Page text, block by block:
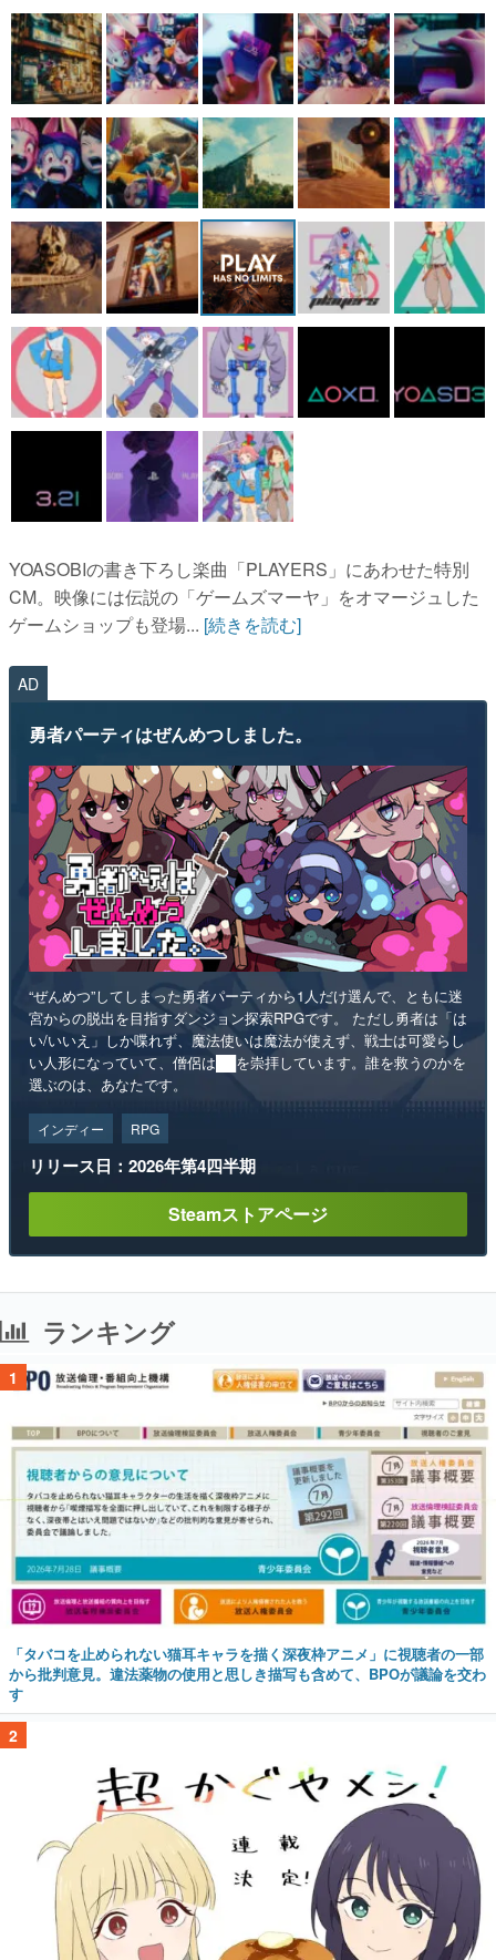
マンガ
女性向け
アプリレビュー
その他
電ファミニコゲーマーとは？
運営：株式会社マレ
YOASOBIの書き下ろし楽曲「PLAYERS」にあわせた特別
CM。映像には伝説の「ゲームズマーヤ」をオマージュした
ゲームショップも登場... [続きを読む]
AD
勇者パーティはぜんめつしました。
“ぜんめつ”してしまった勇者パーティから1人だけ選んで、ともに迷
宮からの脱出を目指すダンジョン探索RPGです。 ただし勇者は「は
い/いいえ」しか喋れず、魔法使いは魔法が使えず、戦士は可愛らし
い人形になっていて、僧侶は██を崇拝しています。誰を救うのかを
選ぶのは、あなたです。
インディー RPG
リリース日：2026年第4四半期
Steamストアページ
ランキング
1
「タバコを止められない猫耳キャラを描く深夜枠アニメ」に視聴者の一部
から批判意見。違法薬物の使用と思しき描写も含めて、BPOが議論を交わ
す
2